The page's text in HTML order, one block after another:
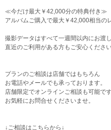
≪今だけ最大￥42,000分の特典付き≫
アルバムご購入で最大￥42,000相当の
撮影データはすべて一週間以内にお渡
直近のご利用がある方もご安心くださ
プランのご相談は店舗ではもちろん
お電話やメールでも承っております。
店舗限定でオンラインご相談も可能で
お気軽にお問合せくださいませ。
↓ご相談はこちらから↓